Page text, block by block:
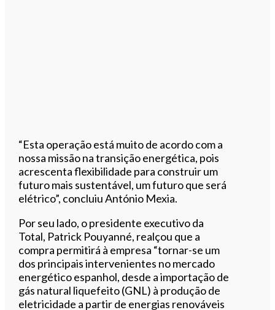
“Esta operação está muito de acordo com a
nossa missão na transição energética, pois
acrescenta flexibilidade para construir um
futuro mais sustentável, um futuro que será
elétrico”, concluiu António Mexia.
Por seu lado, o presidente executivo da
Total, Patrick Pouyanné, realçou que a
compra permitirá à empresa “tornar-se um
dos principais intervenientes no mercado
energético espanhol, desde a importação de
gás natural liquefeito (GNL) à produção de
eletricidade a partir de energias renováveis